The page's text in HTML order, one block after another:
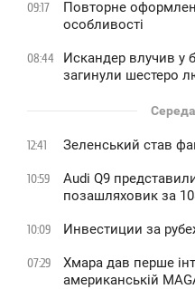
09:17
Повторне
особливості
08:44
Искандер влучив у
загинули шестеро
12:41 Зеленський став
10:59
Audi Q9
позашляховик за
10:09 Инвестиции за
07:29
Хмара дав перше
американській